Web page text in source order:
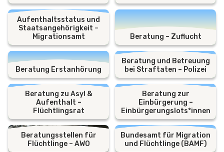
Aufenthaltsstatus und
Staatsangehörigkeit –
Migrationsamt
Beratung – Zuflucht
Beratung Erstanhörung
Beratung und Betreuung
bei Straftaten – Polizei
Beratung zu Asyl &
Aufenthalt –
Flüchtlingsrat
Beratung zur
Einbürgerung –
Einbürgerungslots*innen
Beratungsstellen für
Flüchtlinge – AWO
Bundesamt für Migration
und Flüchtlinge (BAMF)